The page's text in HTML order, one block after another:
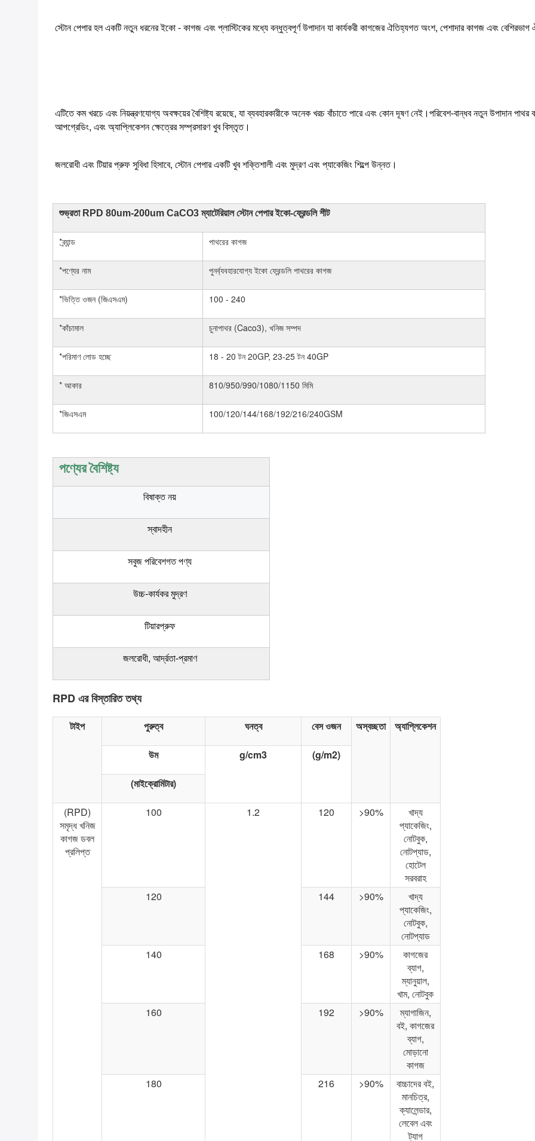
স্টোন পেপার হল একটি নতুন ধরনের ইকো - কাগজ এবং প্লাস্টিকের মধ্যে বন্ধুত্বপূর্ণ উপাদান যা কার্যকরী কাগজের ঐতিহ্যগত অংশ, পেশাদার কাগজ এবং বেশিরভাগ
এটিতে কম খরচে এবং নিয়ন্ত্রণযোগ্য অবক্ষয়ের বৈশিষ্ট্য রয়েছে, যা ব্যবহারকারীকে অনেক খরচ বাঁচাতে পারে এবং কোন দূষণ নেই।পরিবেশ-বান্ধব নতুন উপাদান
আপগ্রেডিং, এবং অ্যাপ্লিকেশন ক্ষেত্রের সম্প্রসারণ খুব বিস্তৃত।
জলরোধী এবং টিয়ার প্রুফ সুবিধা হিসাবে, স্টোন পেপার একটি খুব শক্তিশালী এবং মুদ্রণ এবং প্যাকেজিং শিল্পে উন্নত।
শুভ্রতা RPD 80um-200um CaCO3 ম্যাটেরিয়াল স্টোন পেপার ইকো-ফ্রেন্ডলি শীট
*ব্র্যান্ড পাথরের কাগজ
*পণ্যের নাম পুনর্ব্যবহারযোগ্য ইকো ফ্রেন্ডলি পাথরের কাগজ
*ভিত্তি ওজন (জিএসএম) 100 - 240
*কাঁচামাল চুনাপাথর (Caco3), খনিজ সম্পদ
*পরিমাণ লোড হচ্ছে 18 - 20 টন 20GP, 23-25 ​​টন 40GP
* আকার 810/950/990/1080/1150 মিমি
*জিএসএম 100/120/144/168/192/216/240GSM
পণ্যের বৈশিষ্ট্য
বিষাক্ত নয়
স্বাদহীন
সবুজ পরিবেশগত পণ্য
উচ্চ-কার্যকর মুদ্রণ
টিয়ারপ্রুফ
জলরোধী, আর্দ্রতা-প্রমাণ
RPD এর বিস্তারিত তথ্য
টাইপ পুরুত্ব ঘনত্ব বেস ওজন অস্বচ্ছতা অ্যাপ্লিকেশন
উম g/cm3 (g/m2)
(মাইক্রোমিটার)
(RPD)
সমৃদ্ধ খনিজ
কাগজ ডবল
প্রলিপ্ত
100 1.2 120 >90%
খাদ্য
প্যাকেজিং,
নোটবুক,
নোটপ্যাড,
হোটেল
সরবরাহ
120
144 >90%
খাদ্য
প্যাকেজিং,
নোটবুক,
নোটপ্যাড
140
168 >90%
কাগজের
ব্যাগ,
ম্যানুয়াল,
খাম, নোটবুক
160
192 >90%
ম্যাগাজিন,
বই, কাগজের
ব্যাগ,
মোড়ানো
কাগজ
180
216 >90%
বাচ্চাদের বই,
মানচিত্র,
ক্যালেন্ডার,
লেবেল এবং
ট্যাগ